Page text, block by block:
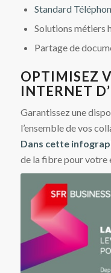
Standard
Solutions métiers
Partage de
OPTIMISEZ
INTERNET
Garantissez une
l’ensemble de vos
Dans cette
de la fibre pour votre